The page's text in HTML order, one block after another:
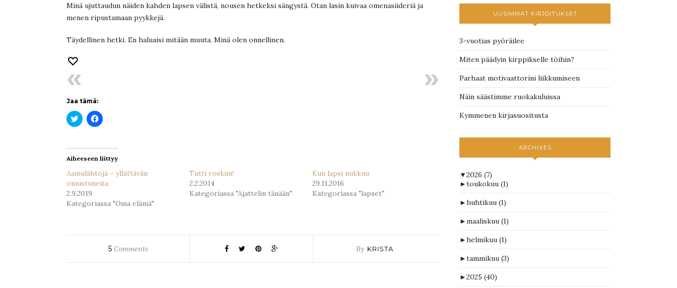
Minä ujuttaudun näiden kahden lapsen välistä, nousen hetkeksi sängystä. Otan lasin kuivaa omenasiideriä ja
menen ripustamaan pyykkejä.
Täydellinen hetki. En haluaisi mitään muuta. Minä olen onnellinen.
Jaa tämä:
Jaa
Twitterissä(Avautuu
Jaa
Facebookissa(Avautuu
Aiheeseen liittyy
Aamulähtöjä – yllättävän
onnistuneita
2.9.2019
Kategoriassa "Oma elämä"
Tutti roskiin!
2.2.2014
Kategoriassa "Ajattelin tänään"
Kun lapsi nukkuu
29.11.2016
Kategoriassa "lapset"
5Comments By KRISTA
UUSIMMAT KIRJOITUKSET
3-vuotias pyöräilee
Miten päädyin kirppikselle töihin?
Parhaat motivaattorini liikkumiseen
Näin säästimme ruokakuluissa
Kymmenen kirjasuositusta
ARCHIVES
▼2026 (7)
►toukokuu (1)
►huhtikuu (1)
►maaliskuu (1)
►helmikuu (1)
►tammikuu (3)
►2025 (40)